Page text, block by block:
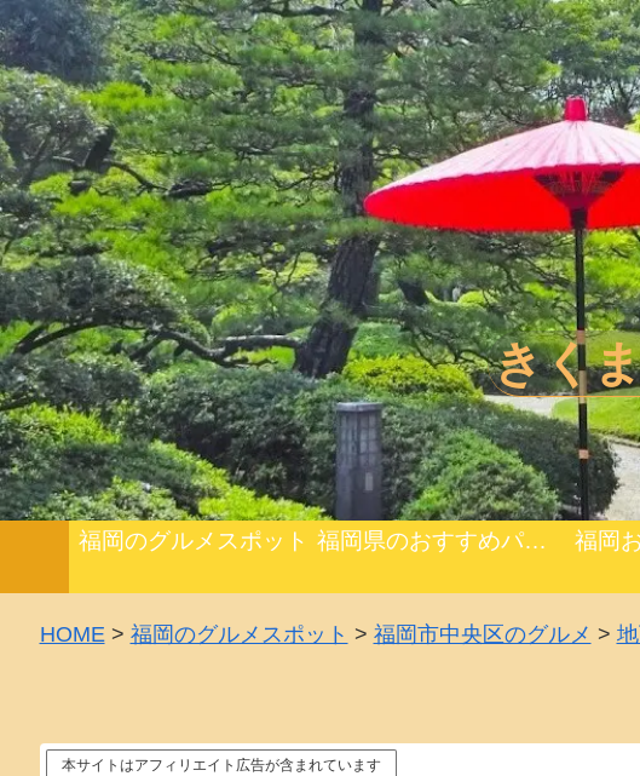
きく
福岡のグルメスポット 福岡県のおすすめパワースポット 福岡
HOME> 福岡のグルメスポット > 福岡市中央区のグルメ >
本サイトはアフィリエイト広告が含まれています